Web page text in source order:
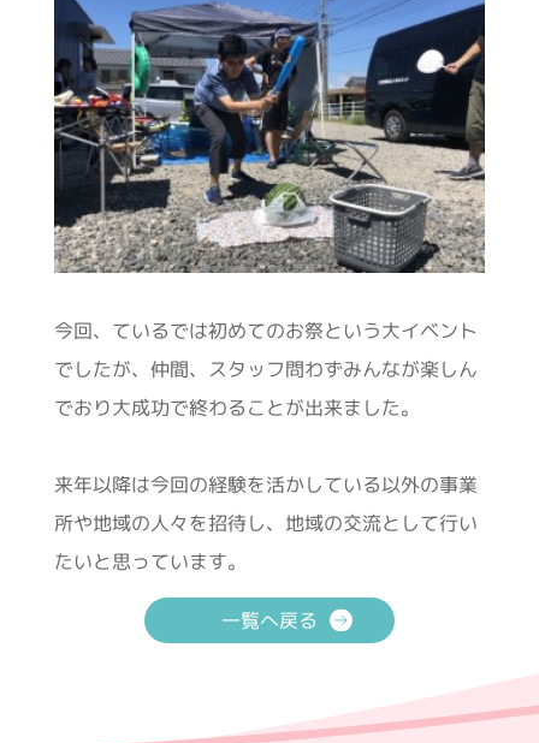
今回、ているでは初めてのお祭という大イベント
でしたが、仲間、スタッフ問わずみんなが楽しん
でおり大成功で終わることが出来ました。
来年以降は今回の経験を活かしている以外の事業
所や地域の人々を招待し、地域の交流として行い
たいと思っています。
一覧へ戻る